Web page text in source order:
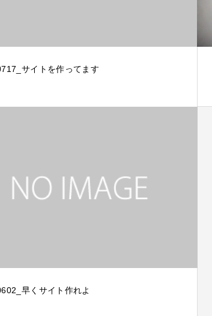
サイトを作ってます
早くサイト作れよ